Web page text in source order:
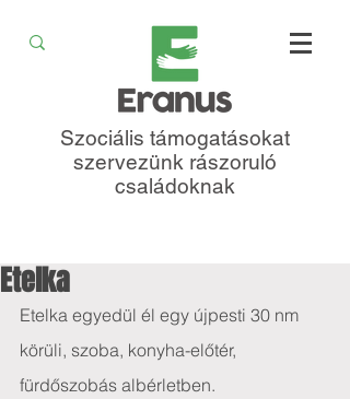
Szociális támogatásokat
szervezünk rászoruló
családoknak
Etelka
Etelka egyedül él egy újpesti 30 nm
körüli, szoba, konyha-előtér,
fürdőszobás albérletben.